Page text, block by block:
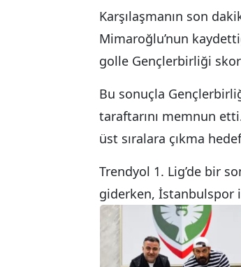
Karşılaşmanın son
Mimaroğlu’nun
golle Gençlerbirliği
Bu sonuçla
taraftarını memnun
üst sıralara çıkma
Trendyol 1. Lig’de bir
giderken, İstanbulspor